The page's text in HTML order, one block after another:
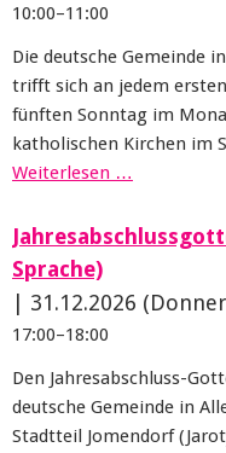
10:00–11:00
Die deutsche Gemeinde
trifft sich an jedem
fünften Sonntag im
katholischen Kirchen im
Weiterlesen …
Sprache)
31.12.2026
17:00–18:00
Den Jahresabschluss-
deutsche Gemeinde in
Stadtteil Jomendorf